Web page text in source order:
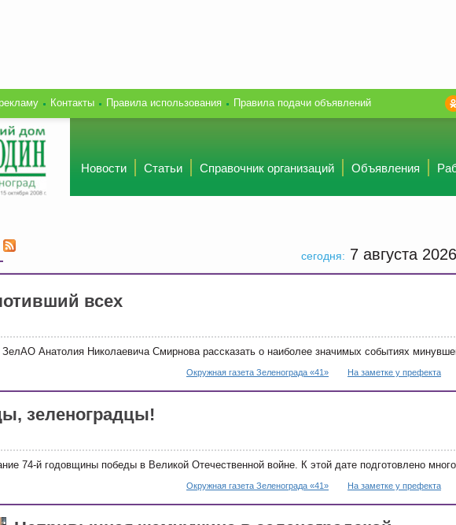
Контакты Правила использования Правила подачи объявлений
Новости Статьи Справочник организаций Объявления
сегодня: 7 августа 2026
всех
Анатолия Николаевича Смирнова рассказать о наиболее значимых событиях
Окружная газета Зеленограда «41» На заметке у префекта
зеленоградцы!
74-й годовщины победы в Великой Отечественной войне. К этой дате подготовлено
Окружная газета Зеленограда «41» На заметке у префекта